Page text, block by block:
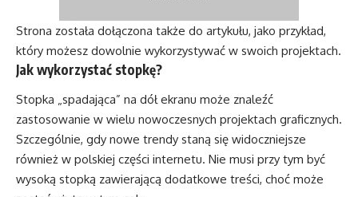
Strona została dołączona także do artykułu, jako przykład,
który możesz dowolnie wykorzystywać w swoich projektach.
Jak wykorzystać stopkę?
Stopka „spadająca” na dół ekranu może znaleźć
zastosowanie w wielu nowoczesnych projektach graficznych.
Szczególnie, gdy nowe trendy staną się widoczniejsze
również w polskiej części internetu. Nie musi przy tym być
wysoką stopką zawierającą dodatkowe treści, choć może